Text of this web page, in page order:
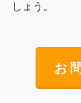
しょう。
お